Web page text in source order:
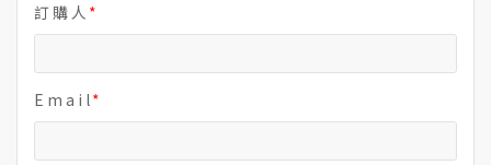
訂 購 人
E m a i l